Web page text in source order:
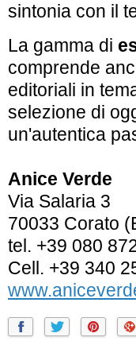
sintonia con il
La gamma di
comprende
editoriali in
selezione di
un'autentica
Anice Verde
Via Salaria 3
70033 Corato
tel. +39 080
Cell. +39 340